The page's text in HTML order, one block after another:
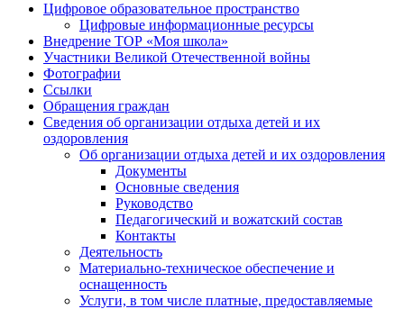
Цифровое образовательное пространство
Цифровые информационные ресурсы
Внедрение ТОР «Моя школа»
Участники Великой Отечественной войны
Фотографии
Ссылки
Обращения граждан
Сведения об организации отдыха детей и их
оздоровления
Об организации отдыха детей и их оздоровления
Документы
Основные сведения
Руководство
Педагогический и вожатский состав
Контакты
Деятельность
Материально-техническое обеспечение и
оснащенность
Услуги, в том числе платные, предоставляемые